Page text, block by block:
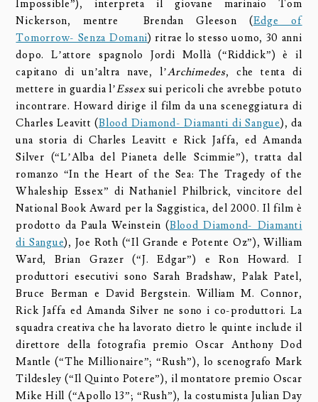
Impossible”), interpreta il giovane marinaio Tom
Nickerson, mentre Brendan Gleeson (Edge of
Tomorrow- Senza Domani) ritrae lo stesso uomo, 30 anni
dopo. L’attore spagnolo Jordi Mollà (“Riddick”) è il
capitano di un’altra nave, l’Archimedes, che tenta di
mettere in guardia l’Essex sui pericoli che avrebbe potuto
incontrare. Howard dirige il film da una sceneggiatura di
Charles Leavitt (Blood Diamond- Diamanti di Sangue), da
una storia di Charles Leavitt e Rick Jaffa, ed Amanda
Silver (“L’Alba del Pianeta delle Scimmie”), tratta dal
romanzo “In the Heart of the Sea: The Tragedy of the
Whaleship Essex” di Nathaniel Philbrick, vincitore del
National Book Award per la Saggistica, del 2000. Il film è
prodotto da Paula Weinstein (Blood Diamond- Diamanti
di Sangue), Joe Roth (“Il Grande e Potente Oz”), William
Ward, Brian Grazer (“J. Edgar”) e Ron Howard. I
produttori esecutivi sono Sarah Bradshaw, Palak Patel,
Bruce Berman e David Bergstein. William M. Connor,
Rick Jaffa ed Amanda Silver ne sono i co-produttori. La
squadra creativa che ha lavorato dietro le quinte include il
direttore della fotografia premio Oscar Anthony Dod
Mantle (“The Millionaire”; “Rush”), lo scenografo Mark
Tildesley (“Il Quinto Potere”), il montatore premio Oscar
Mike Hill (“Apollo 13”; “Rush”), la costumista Julian Day